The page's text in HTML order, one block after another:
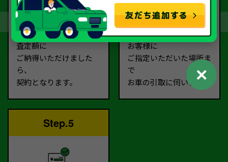
契約
査定額に
ご納得いただけました
ら、
契約となります。
お引取り
お客様に
ご指定いただいた場所ま
で
お車の引取に伺います。
Step.5
✕